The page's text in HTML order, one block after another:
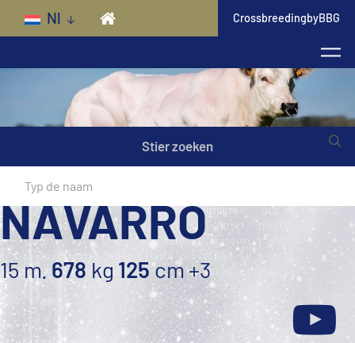
Skip to main content
Nl CrossbreedingbyBBG
Stier zoeken
NAVARRO
15 m.678 kg 125cm+3